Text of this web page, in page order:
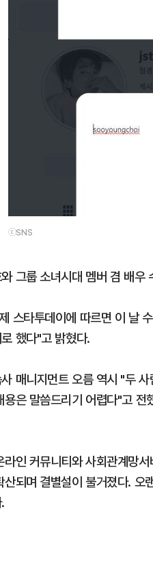
ⓒSNS
그룹 소녀시대 멤버 겸 배
스타투데이에 따르면 이 날
했다"고 밝혔다.
매니지먼트 오름 역시 "두
용은 말씀드리기 어렵다"고 전
라인 커뮤니티와 사회관계망
산되며 결별설이 불거졌다. 오